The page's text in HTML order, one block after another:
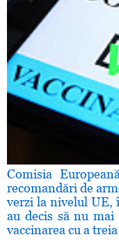
Comisia
recomandări de
verzi la nivelul UE,
au decis să nu mai
vaccinarea cu a